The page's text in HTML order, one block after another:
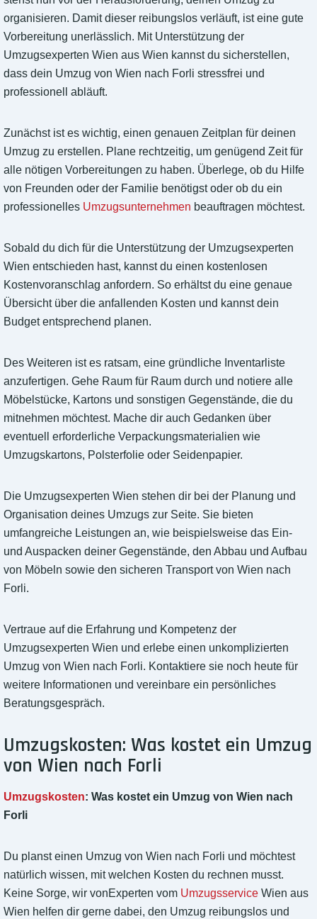
organisieren. Damit dieser reibungslos verläuft, ist eine gute
Vorbereitung unerlässlich. Mit Unterstützung der
Umzugsexperten Wien aus Wien kannst du sicherstellen,
dass dein Umzug von Wien nach Forli stressfrei und
professionell abläuft.
Zunächst ist es wichtig, einen genauen Zeitplan für deinen
Umzug zu erstellen. Plane rechtzeitig, um genügend Zeit für
alle nötigen Vorbereitungen zu haben. Überlege, ob du Hilfe
von Freunden oder der Familie benötigst oder ob du ein
professionelles Umzugsunternehmen beauftragen möchtest.
Sobald du dich für die Unterstützung der Umzugsexperten
Wien entschieden hast, kannst du einen kostenlosen
Kostenvoranschlag anfordern. So erhältst du eine genaue
Übersicht über die anfallenden Kosten und kannst dein
Budget entsprechend planen.
Des Weiteren ist es ratsam, eine gründliche Inventarliste
anzufertigen. Gehe Raum für Raum durch und notiere alle
Möbelstücke, Kartons und sonstigen Gegenstände, die du
mitnehmen möchtest. Mache dir auch Gedanken über
eventuell erforderliche Verpackungsmaterialien wie
Umzugskartons, Polsterfolie oder Seidenpapier.
Die Umzugsexperten Wien stehen dir bei der Planung und
Organisation deines Umzugs zur Seite. Sie bieten
umfangreiche Leistungen an, wie beispielsweise das Ein-
und Auspacken deiner Gegenstände, den Abbau und Aufbau
von Möbeln sowie den sicheren Transport von Wien nach
Forli.
Vertraue auf die Erfahrung und Kompetenz der
Umzugsexperten Wien und erlebe einen unkomplizierten
Umzug von Wien nach Forli. Kontaktiere sie noch heute für
weitere Informationen und vereinbare ein persönliches
Beratungsgespräch.
Umzugskosten: Was kostet ein Umzug
von Wien nach Forli
Umzugskosten: Was kostet ein Umzug von Wien nach
Forli
Du planst einen Umzug von Wien nach Forli und möchtest
natürlich wissen, mit welchen Kosten du rechnen musst.
Keine Sorge, wir vonExperten vom Umzugsservice Wien aus
Wien helfen dir gerne dabei, den Umzug reibungslos und